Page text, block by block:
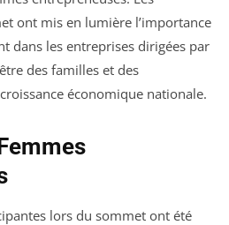
ont mis en lumière l’importance
dans les entreprises dirigées par
des familles et des
économique nationale.
lors du sommet ont été